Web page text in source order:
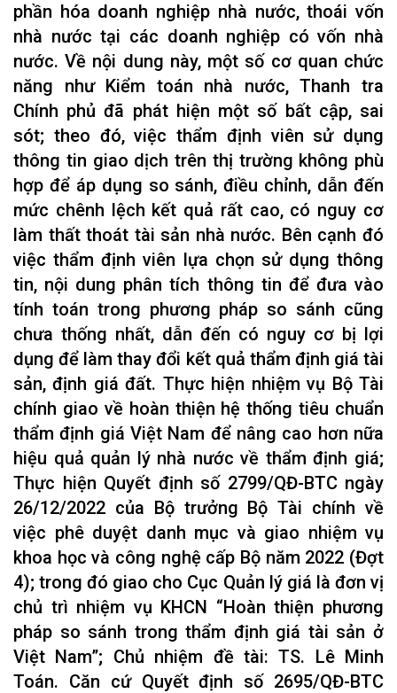
phần hóa doanh nghiệp nhà nước, thoái vốn
nhà nước tại các doanh nghiệp có vốn nhà
nước. Về nội dung này, một số cơ quan chức
năng như Kiểm toán nhà nước, Thanh tra
Chính phủ đã phát hiện một số bất cập, sai
sót; theo đó, việc thẩm định viên sử dụng
thông tin giao dịch trên thị trường không phù
hợp để áp dụng so sánh, điều chỉnh, dẫn đến
mức chênh lệch kết quả rất cao, có nguy cơ
làm thất thoát tài sản nhà nước. Bên cạnh đó
việc thẩm định viên lựa chọn sử dụng thông
tin, nội dung phân tích thông tin để đưa vào
tính toán trong phương pháp so sánh cũng
chưa thống nhất, dẫn đến có nguy cơ bị lợi
dụng để làm thay đổi kết quả thẩm định giá tài
sản, định giá đất. Thực hiện nhiệm vụ Bộ Tài
chính giao về hoàn thiện hệ thống tiêu chuẩn
thẩm định giá Việt Nam để nâng cao hơn nữa
hiệu quả quản lý nhà nước về thẩm định giá;
Thực hiện Quyết định số 2799/QĐ-BTC ngày
26/12/2022 của Bộ trưởng Bộ Tài chính về
việc phê duyệt danh mục và giao nhiệm vụ
khoa học và công nghệ cấp Bộ năm 2022 (Đợt
4); trong đó giao cho Cục Quản lý giá là đơn vị
chủ trì nhiệm vụ KHCN “Hoàn thiện phương
pháp so sánh trong thẩm định giá tài sản ở
Việt Nam”; Chủ nhiệm đề tài: TS. Lê Minh
Toán. Căn cứ Quyết định số 2695/QĐ-BTC